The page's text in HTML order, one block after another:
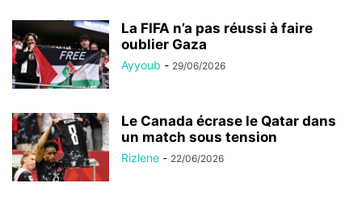
La FIFA n’a pas réussi à faire
oublier Gaza
Ayyoub - 29/06/2026
Le Canada écrase le Qatar dans
un match sous tension
Rizlene - 22/06/2026